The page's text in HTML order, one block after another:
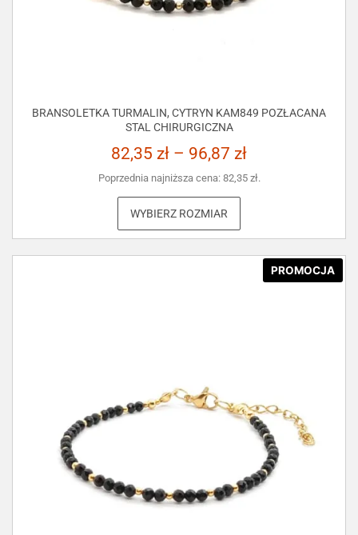
BRANSOLETKA TURMALIN, CYTRYN KAM849 POZŁACANA
STAL CHIRURGICZNA
82,35 zł – 96,87 zł
Poprzednia najniższa cena: 82,35 zł.
WYBIERZ ROZMIAR
PROMOCJA